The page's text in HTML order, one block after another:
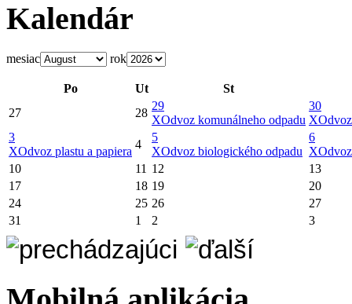
Kalendár
mesiac rok
Po Ut
St
27
28
29
XOdvoz komunálneho odpadu
30
X
3
XOdvoz plastu a papiera
4
5
XOdvoz biologického odpadu
6
X
10
11 12
13
17
18 19
20
24
25 26
27
31
1 2 3